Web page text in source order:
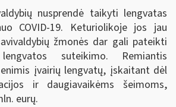
nusprendė taikyti lengvatas
COVID-19. Keturiolikoje jos jau
žmonės dar gali pateikti
suteikimo. Remiantis
įvairių lengvatų, įskaitant dėl
ir daugiavaikėms šeimoms,
eurų.